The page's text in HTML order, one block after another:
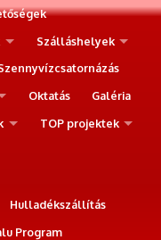
Szálláshelyek
Oktatás
Galéria
TOP projektek
Hulladékszállítás
Program